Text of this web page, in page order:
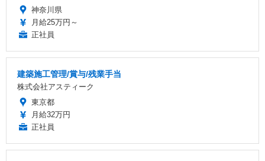
神奈川県
月給25万円～
正社員
建築施工管理/賞与/残業手当
株式会社アスティーク
東京都
月給32万円
正社員